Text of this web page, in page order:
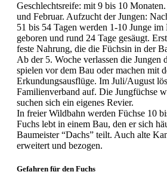
Geschlechtsreife: mit 9 bis 10
und Februar. Aufzucht der Jungen:
51 bis 54 Tagen werden 1-10 Junge
geboren und rund 24 Tage gesäugt.
feste Nahrung, die die Füchsin in der
Ab der 5. Woche verlassen die Jungen
spielen vor dem Bau oder machen mit
Erkundungsausflüge. Im Juli/August
Familienverband auf. Die Jungfüchse
suchen sich ein eigenes Revier.
In freier Wildbahn werden Füchse 10
Fuchs lebt in einem Bau, den er sich
Baumeister “Dachs” teilt. Auch alte
erweitert und bezogen.
Gefahren für den Fuchs